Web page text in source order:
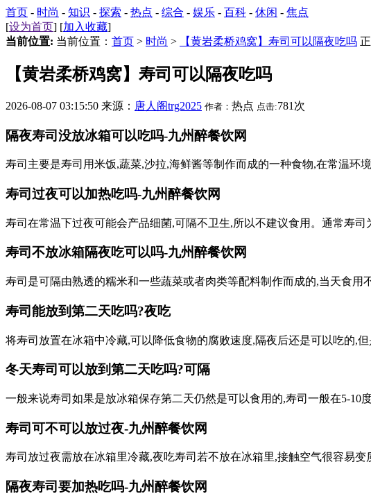
首页 - 时尚 - 知识 - 探索 - 热点 - 综合 - 娱乐 - 百科 - 休闲 - 焦点
[设为首页] [加入收藏]
当前位置: 当前位置： 首页 > 时尚 > 【黄岩柔桥鸡窝】寿司可以隔夜吃吗
【黄岩柔桥鸡窝】寿司可以隔夜吃吗
2026-08-07 03:15:50 来源： 唐人阁trg2025 作者： 热点 点击:781次
隔夜寿司没放冰箱可以吃吗-九州醉餐饮网
寿司主要是寿司用米饭,蔬菜,沙拉,海鲜酱等制作而成的一种食物,在常温环
寿司过夜可以加热吃吗-九州醉餐饮网
寿司在常温下过夜可能会产品细菌,可隔不卫生,所以不建议食用。通常寿
寿司不放冰箱隔夜吃可以吗-九州醉餐饮网
寿司是可隔由熟透的糯米和一些蔬菜或者肉类等配料制作而成的,当天食用
寿司能放到第二天吃吗?夜吃
将寿司放置在冰箱中冷藏,可以降低食物的腐败速度,隔夜后还是可以吃的,
冬天寿司可以放到第二天吃吗?可隔
一般来说寿司如果是放冰箱保存第二天仍然是可以食用的,寿司一般在5-10
寿司可不可以放过夜-九州醉餐饮网
寿司放过夜需放在冰箱里冷藏,夜吃寿司若不放在冰箱里,接触空气很容易
隔夜寿司要加热吃吗-九州醉餐饮网